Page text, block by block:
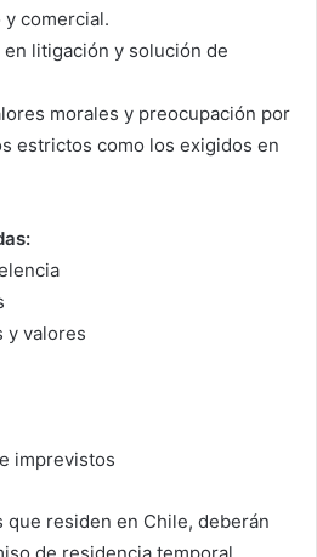
comercial.
litigación y solución de
morales y preocupación por
estrictos como los exigidos en
y valores
imprevistos
residen en Chile, deberán